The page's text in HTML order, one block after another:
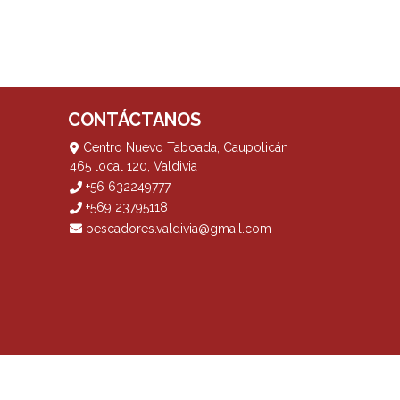
CONTÁCTANOS
Centro Nuevo Taboada, Caupolicán
465 local 120, Valdivia
+56 632249777
+569 23795118
pescadores.valdivia@gmail.com